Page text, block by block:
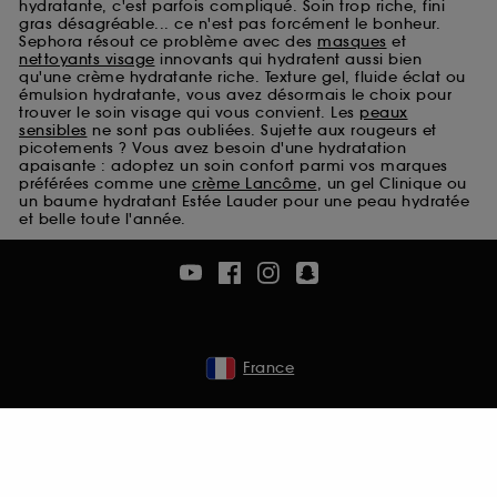
hydratante, c'est parfois compliqué. Soin trop riche, fini
gras désagréable... ce n'est pas forcément le bonheur.
Sephora résout ce problème avec des masques et
nettoyants visage innovants qui hydratent aussi bien
qu'une crème hydratante riche. Texture gel, fluide éclat ou
émulsion hydratante, vous avez désormais le choix pour
trouver le soin visage qui vous convient. Les peaux
sensibles ne sont pas oubliées. Sujette aux rougeurs et
picotements ? Vous avez besoin d'une hydratation
apaisante : adoptez un soin confort parmi vos marques
préférées comme une crème Lancôme, un gel Clinique ou
un baume hydratant Estée Lauder pour une peau hydratée
et belle toute l'année.
France
Cookies de sécurisation des paiements en ligne :
ils nous permettent de lutter notamment contre les
fraudes aux moyens de paiement et les
usurpations d’identité.
Cookies fonctionnels :il s’agit de cookies
permettant l’affichage et/ou la fourniture de
certaines fonctionnalités du site, tel que les
cookies d’authentification qui sont utilisés afin de
vous faire bénéficier de l’authentification
prolongée vous permettant d’accéder à votre
sans saisir à nouveau votre identifiant et mot de
A l'exception des cookies techniques, le dépôt et la
pouvez personnaliser vos choix concernant le dépôt